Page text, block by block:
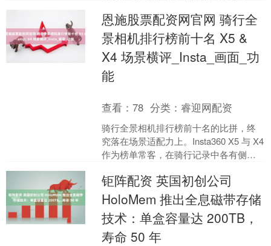
的，需要大量时间。....
恩施股票配资网官网 骑行全
景相机排行榜前十名 X5 &
X4 场景横评_Insta_画面_功
能
查看：78 分类：睿迎网配资
骑行全景相机排行榜前十名的比拼，终
究落在场景适配力上。Insta360 X5 与 X4
作为榜单常客，在骑行记录中各有侧
日常....
钜阵配资 英国初创公司
HoloMem 推出全息磁带存储
技术：单盒容量达 200TB，
寿命 50 年